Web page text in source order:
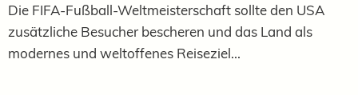
Die FIFA-Fußball-Weltmeisterschaft sollte den USA
zusätzliche Besucher bescheren und das Land als
modernes und weltoffenes Reiseziel...